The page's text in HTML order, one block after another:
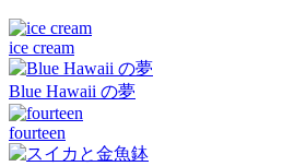
ice cream
Blue Hawaii の夢
fourteen